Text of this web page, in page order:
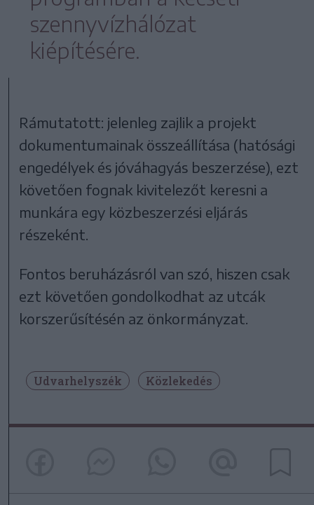
szennyvízhálózat
kiépítésére.
Rámutatott: jelenleg zajlik a projekt
dokumentumainak összeállítása (hatósági
engedélyek és jóváhagyás beszerzése), ezt
követően fognak kivitelezőt keresni a
munkára egy közbeszerzési eljárás
részeként.
Fontos beruházásról van szó, hiszen csak
ezt követően gondolkodhat az utcák
korszerűsítésén az önkormányzat.
Udvarhelyszék Közlekedés